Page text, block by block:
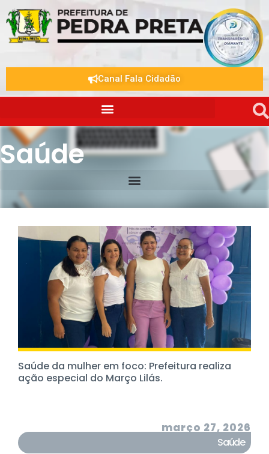
Canal Fala Cidadão
Saúde
Saúde da mulher em foco: Prefeitura realiza
ação especial do Março Lilás.
Saúde
março 27, 2026